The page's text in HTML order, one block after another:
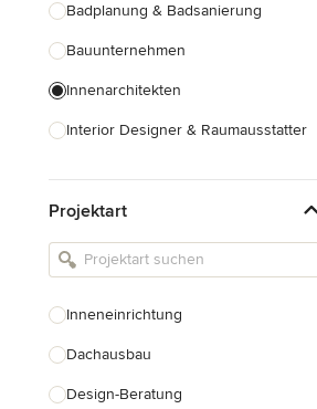
Badplanung & Badsanierung
Bauunternehmen
Innenarchitekten
Interior Designer & Raumausstatter
Landschaftsarchitekten
Armaturen & Sanitärbedarf
Einbauschränke
Projektart
Inneneinrichtung
Dachausbau
Design-Beratung